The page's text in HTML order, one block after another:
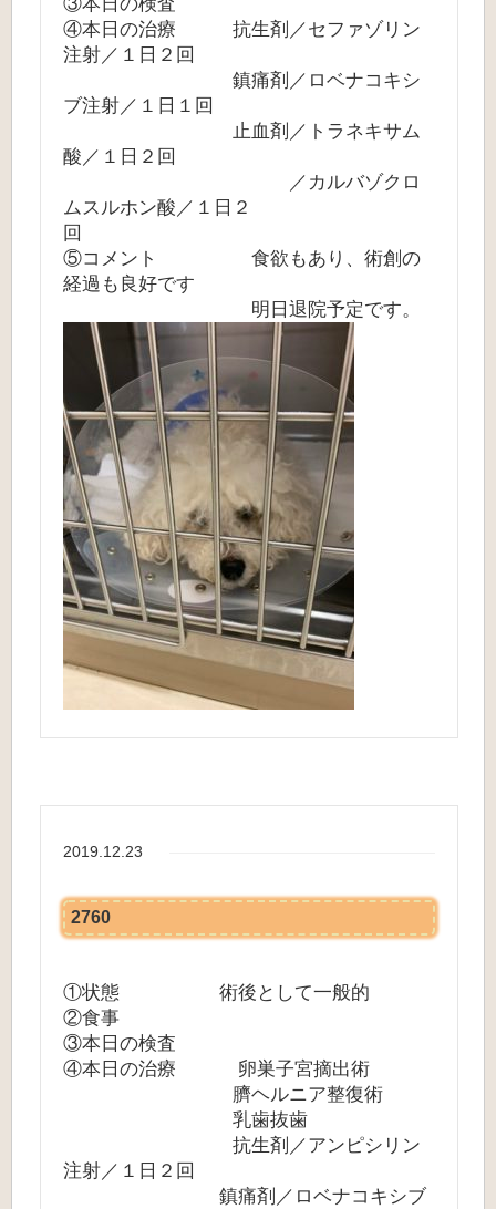
④本日の治療 抗生剤／セファゾリン
注射／１日２回
鎮痛剤／ロベナコキシ
ブ注射／１日１回
止血剤／トラネキサム
酸／１日２回
／カルバゾクロ
ムスルホン酸／１日２
回
⑤コメント 食欲もあり、術創の
経過も良好です
明日退院予定です。
2019.12.23
2760
①状態 術後として一般的
②食事
③本日の検査
④本日の治療 卵巣子宮摘出術
臍ヘルニア整復術
乳歯抜歯
抗生剤／アンピシリン
注射／１日２回
鎮痛剤／ロベナコキシブ